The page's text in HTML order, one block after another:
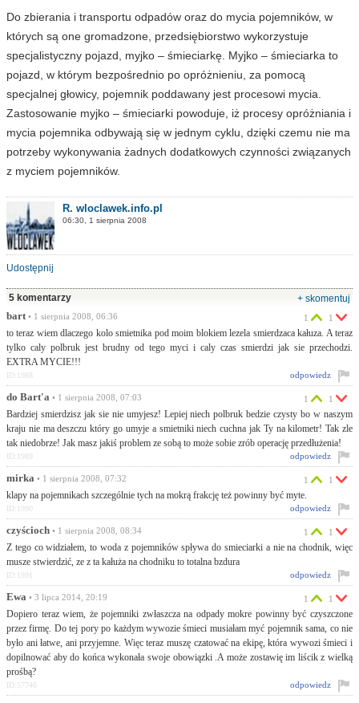
Do zbierania i transportu odpadów oraz do mycia pojemników, w
których są one gromadzone, przedsiębiorstwo wykorzystuje
specjalistyczny pojazd, myjko – śmieciarkę. Myjko – śmieciarka to
pojazd, w którym bezpośrednio po opróżnieniu, za pomocą
specjalnej głowicy, pojemnik poddawany jest procesowi mycia.
Zastosowanie myjko – śmieciarki powoduje, iż procesy opróżniania i
mycia pojemnika odbywają się w jednym cyklu, dzięki czemu nie ma
potrzeby wykonywania żadnych dodatkowych czynności związanych
z myciem pojemników.
R. wloclawek.info.pl
06:30, 1 sierpnia 2008
Udostępnij
5 komentarzy
+ skomentuj
bart • 1 sierpnia 2008, 06:36
to teraz wiem dlaczego kolo smietnika pod moim blokiem lezela smierdzaca kałuza. A teraz
tylko caly polbruk jest brudny od tego myci i caly czas smierdzi jak sie przechodzi.
EXTRA MYCIE!!!
1 1
odpowiedz
ID:1988
do Bart'a • 1 sierpnia 2008, 07:03
Bardziej smierdzisz jak sie nie umyjesz! Lepiej niech polbruk bedzie czysty bo w naszym
kraju nie ma deszczu który go umyje a smietniki niech cuchna jak Ty na kilometr! Tak zle
tak niedobrze! Jak masz jakiś problem ze sobą to może sobie zrób operację przedłużenia!
1 1
odpowiedz
ID:1989
mirka • 1 sierpnia 2008, 07:32
klapy na pojemnikach szczególnie tych na mokrą frakcję też powinny być myte.
1 1
odpowiedz
ID:1990
czyścioch • 1 sierpnia 2008, 08:34
Z tego co widziałem, to woda z pojemników spływa do smieciarki a nie na chodnik, więc
musze stwierdzić, ze z ta kałuża na chodniku to totalna bzdura
1 1
odpowiedz
ID:1991
Ewa • 3 lipca 2014, 20:19
Dopiero teraz wiem, że pojemniki zwłaszcza na odpady mokre powinny być czyszczone
przez firmę. Do tej pory po każdym wywozie śmieci musiałam myć pojemnik sama, co nie
było ani łatwe, ani przyjemne. Więc teraz muszę czatować na ekipę, która wywozi śmieci i
dopilnować aby do końca wykonała swoje obowiązki .A może zostawię im liścik z wielką
prośbą?
1 1
odpowiedz
ID:57746